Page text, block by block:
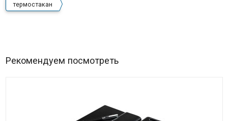
термостакан
Рекомендуем посмотреть